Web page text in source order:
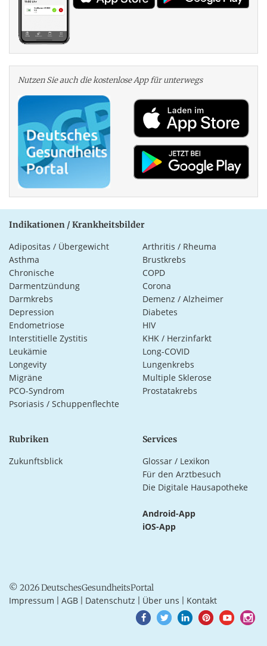
Nutzen Sie auch die kosten­lose App für unterwegs
Indikationen / Krankheitsbilder
Adipositas / Übergewicht
Arthritis / Rheuma
Asthma
Brustkrebs
Chronische
Darmentzündung
COPD
Corona
Darmkrebs
Demenz / Alzheimer
Depression
Diabetes
Endometriose
HIV
Interstitielle Zystitis
KHK / Herzinfarkt
Leukämie
Long-COVID
Longevity
Lungenkrebs
Migräne
Multiple Sklerose
PCO-Syndrom
Prostatakrebs
Psoriasis / Schuppenflechte
Rubriken
Zukunftsblick
Services
Glossar / Lexikon
Für den Arztbesuch
Die Digitale Hausapotheke
Android-App
iOS-App
© 2026 DeutschesGesundheitsPortal
Impressum AGB Datenschutz Über uns Kontakt